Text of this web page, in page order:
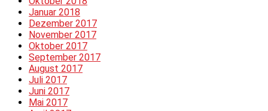
Januar 2018
Dezember 2017
November 2017
Oktober 2017
September 2017
August 2017
Juli 2017
Juni 2017
Mai 2017